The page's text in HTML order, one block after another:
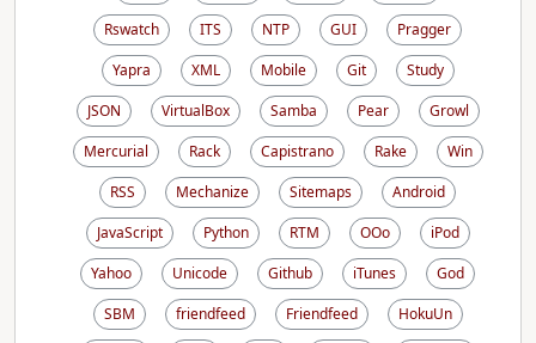
Rswatch
ITS NTP GUI
Pragger
Yapra
XML Mobile Git
Study
JSON
VirtualBox Samba Pear
Growl
Mercurial
Rack Capistrano Rake
Win
RSS
Mechanize Sitemaps
Android
JavaScript
Python RTM OOo
iPod
Yahoo
Unicode Github iTunes
God
SBM
friendfeed Friendfeed
HokuUn